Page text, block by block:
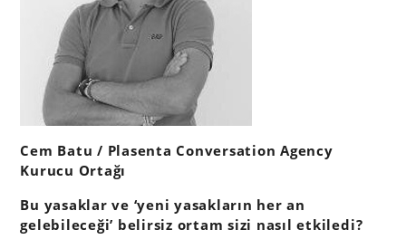
Cem Batu / Plasenta Conversation Agency
Kurucu Ortağı
Bu yasaklar ve ‘yeni yasakların her an
gelebileceği’ belirsiz ortam sizi nasıl etkiledi?